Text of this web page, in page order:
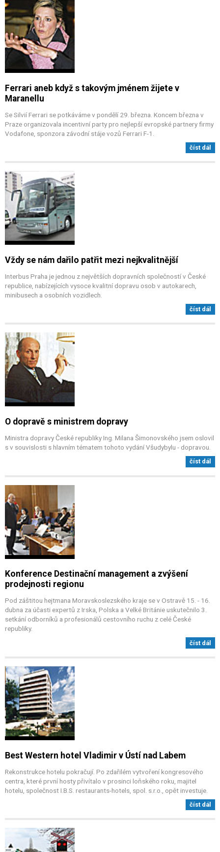
Ferrari aneb když s takovým jménem žijete v
Maranellu
Se Silvií Ferrari se potkáváme v pondělí 29. března. Koncem března v
Praze organizovala incentivní party pro nejlepší evropské partnery firmy
Vodafone, sponzora závodní stáje vozů Ferrari F-1.
číst dál
Vždy se nám dařilo patřit mezi nejkvalitnější
Interbus Praha je jednou z největších dopravních společností v České
republice, nabízejících vysoce kvalitní dopravu osob v autokarech,
minibusech a osobních vozidlech.
číst dál
O dopravě s ministrem dopravy
Ministra dopravy České republiky Ing. Milana Šimonovského jsem oslovil
s v souvislosti s hlavním tématem tohoto vydání Všudybylu - dopravou.
číst dál
Konference Destinační management a zvýšení
prodejnosti regionu
Pod záštitou hejtmana Moravskoslezského kraje se v Ostravě 15. - 16.
dubna za účasti expertů z Irska, Polska a Velké Británie uskutečnilo 3.
setkání odborníků a profesionálů cestovního ruchu z celé České
republiky.
číst dál
Best Western hotel Vladimir v Ústí nad Labem
Rekonstrukce hotelu pokračují. Po zdařilém vytvoření kongresového
centra, které první hosty přivítalo v prosinci loňského roku, majitel
hotelu, společnost I.B.S. restaurants-hotels, spol. s.r.o., opět investuje.
číst dál